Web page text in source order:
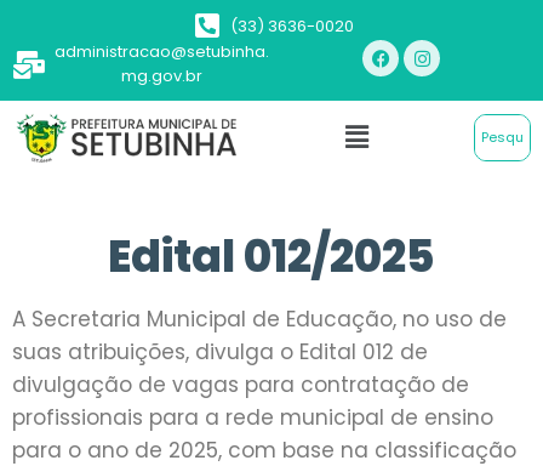
(33) 3636-0020
administracao@setubinha.
mg.gov.br
Edital 012/2025
A Secretaria Municipal de Educação, no uso de
suas atribuições, divulga o Edital 012 de
divulgação de vagas para contratação de
profissionais para a rede municipal de ensino
para o ano de 2025, com base na classificação